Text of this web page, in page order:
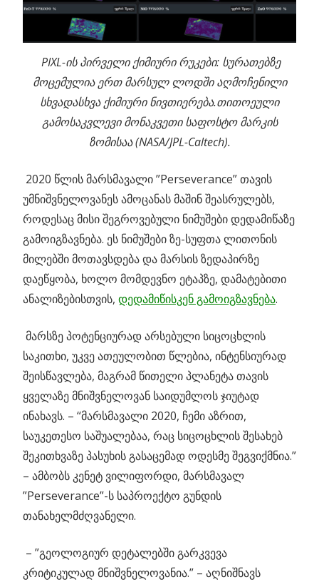
PIXL-ის პირველი ქიმიური რუკები: სურათებზე
მოცემულია ერთ მარსულ ლოდში აღმოჩენილი
სხვადასხვა ქიმიური ნივთიერება.თითოეული
გამოსაკვლევი მონაკვეთი საფოსტო მარკის
ზომისაა (NASA/JPL-Caltech).
2020 წლის მარსმავალი ”Perseverance” თავის
უმნიშვნელოვანეს ამოცანას მაშინ შეასრულებს,
როდესაც მისი შეგროვებული ნიმუშები დედამიწაზე
გამოიგზავნება. ეს ნიმუშები ზე-სუფთა ლითონის
მილებში მოთავსდება და მარსის ზედაპირზე
დაეწყობა, ხოლო მომდევნო ეტაპზე, დამატებითი
ანალიზებისთვის, დედამიწისკენ გამოიგზავნება.
მარსზე პოტენციურად არსებული სიცოცხლის
საკითხი, უკვე ათეულობით წლებია, ინტენსიურად
შეისწავლება, მაგრამ წითელი პლანეტა თავის
ყველაზე მნიშვნელოვან საიდუმლოს ჯიუტად
ინახავს. – “მარსმავალი 2020, ჩემი აზრით,
საუკეთესო საშუალებაა, რაც სიცოცხლის შესახებ
შეკითხვაზე პასუხის გასაცემად ოდესმე შეგვიქმნია.”
– ამბობს კენეტ ვილიფორდი, მარსმავალ
”Perseverance”-ს საპროექტო გუნდის
თანახელმძღვანელი.
– ”გეოლოგიურ დეტალებში გარკვევა
კრიტიკულად მნიშვნელოვანია.” – აღნიშნავს